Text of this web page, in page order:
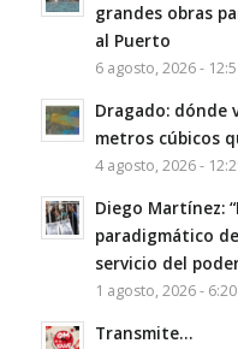
grandes obras
al Puerto
6 agosto, 2026 -
Dragado: dónde
metros cúbicos
4 agosto, 2026 -
Diego Martínez:
paradigmático
servicio del
1 agosto, 2026 -
Transmite…